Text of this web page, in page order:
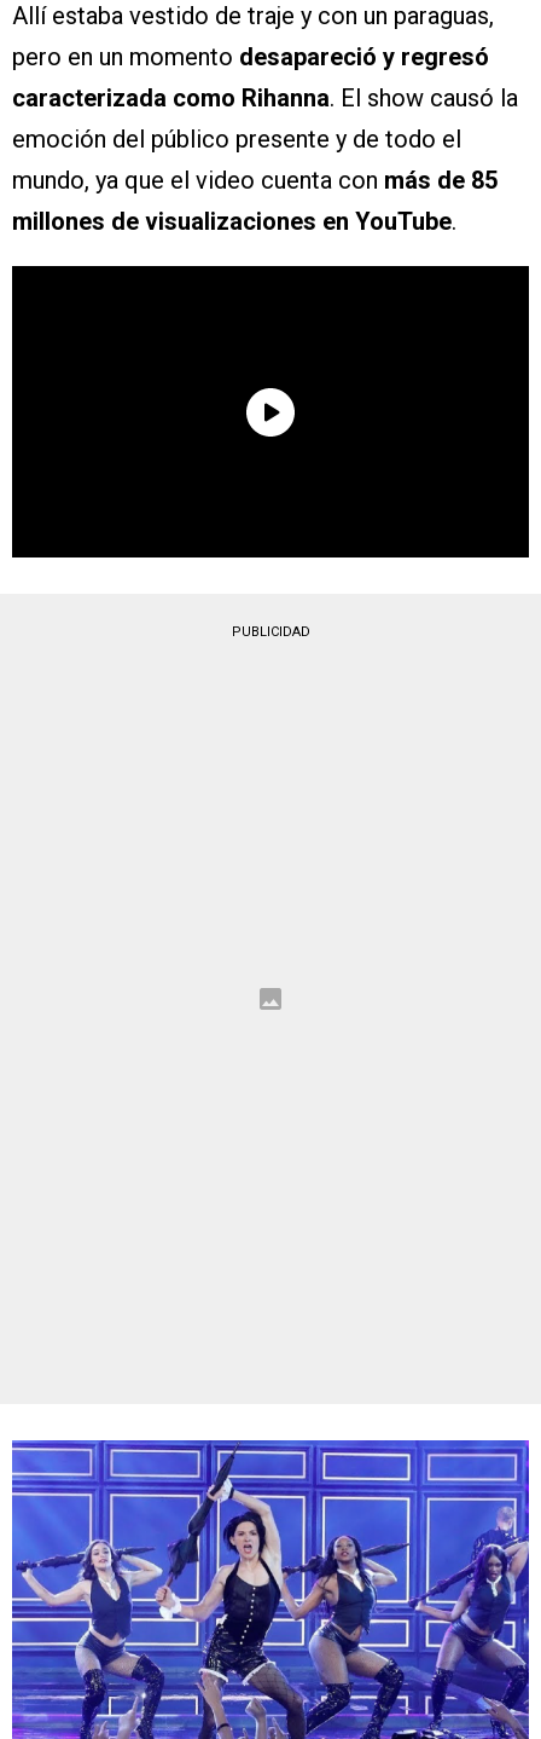
Allí estaba vestido de traje y con un paraguas,
pero en un momento desapareció y regresó
caracterizada como Rihanna. El show causó la
emoción del público presente y de todo el
mundo, ya que el video cuenta con más de 85
millones de visualizaciones en YouTube.
PUBLICIDAD